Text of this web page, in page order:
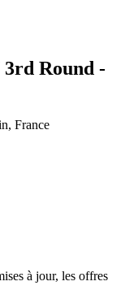
Round -
France
à jour, les offres